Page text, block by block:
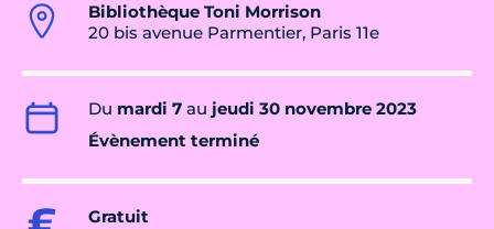
Bibliothèque Toni Morrison
20 bis avenue Parmentier, Paris 11e
Du mardi 7 au jeudi 30 novembre 2023
Évènement terminé
Gratuit